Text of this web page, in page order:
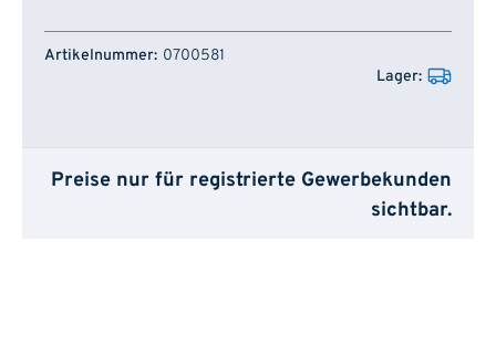
Artikelnummer Lager
0700581
Preise nur für registrierte Gewerbekunden
sichtbar.